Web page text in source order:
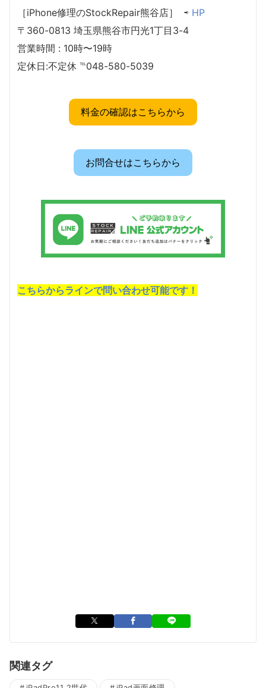
［iPhone修理のStockRepair熊谷店］ ⇨ HP
〒360-0813 埼玉県熊谷市円光1丁目3-4
営業時間 : 10時〜19時
定休日:不定休 ℡048-580-5039
料金の確認はこちらから
お問合せはこちらから
こちらからラインで問い合わせ可能です！
関連タグ